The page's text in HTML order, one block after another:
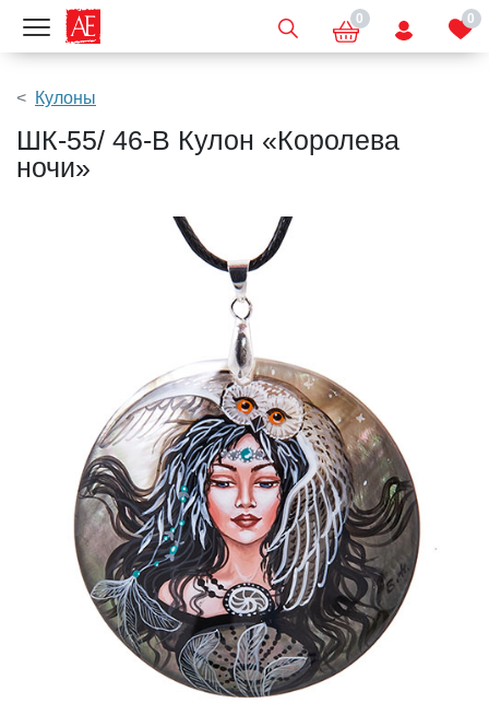
Показать меню 0 0
Кулоны
ШК-55/ 46-B Кулон «Королева
ночи»